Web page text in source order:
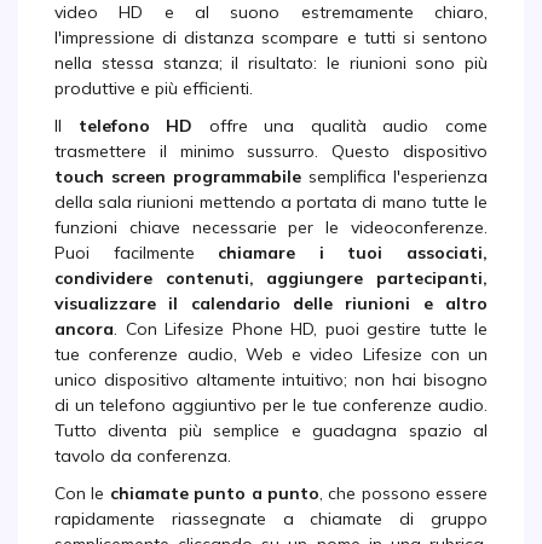
video HD e al suono estremamente chiaro,
l'impressione di distanza scompare e tutti si sentono
nella stessa stanza; il risultato: le riunioni sono più
produttive e più efficienti.
Il telefono HD offre una qualità audio come
trasmettere il minimo sussurro. Questo dispositivo
touch screen programmabile semplifica l'esperienza
della sala riunioni mettendo a portata di mano tutte le
funzioni chiave necessarie per le videoconferenze.
Puoi facilmente chiamare i tuoi associati,
condividere contenuti, aggiungere partecipanti,
visualizzare il calendario delle riunioni e altro
ancora. Con Lifesize Phone HD, puoi gestire tutte le
tue conferenze audio, Web e video Lifesize con un
unico dispositivo altamente intuitivo; non hai bisogno
di un telefono aggiuntivo per le tue conferenze audio.
Tutto diventa più semplice e guadagna spazio al
tavolo da conferenza.
Con le chiamate punto a punto, che possono essere
rapidamente riassegnate a chiamate di gruppo